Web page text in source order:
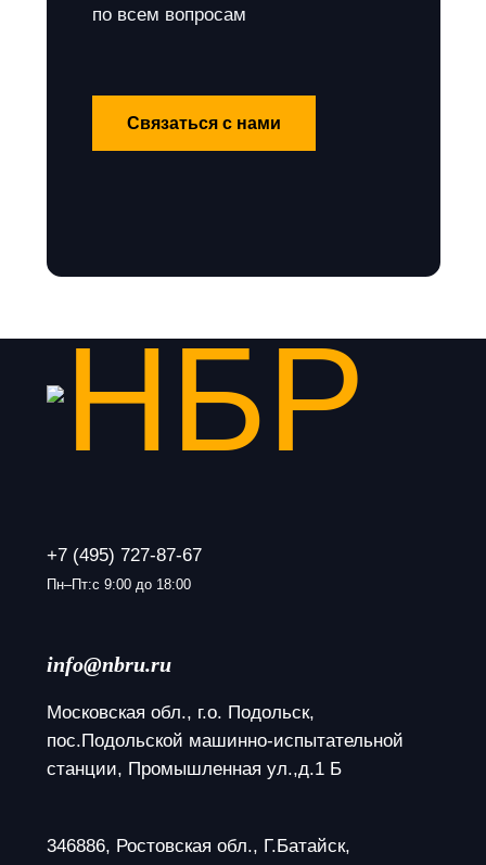
по всем вопросам
Связаться с нами
+7 (495) 727-87-67
Пн–Пт:с 9:00 до 18:00
info@nbru.ru
Московская обл., г.о. Подольск,
пос.Подольской машинно-испытательной
станции, Промышленная ул.,д.1 Б
346886, Ростовская обл., Г.Батайск,